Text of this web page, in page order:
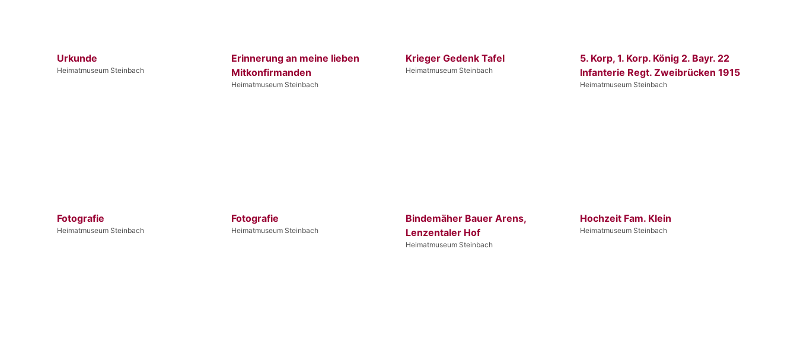
Urkunde
Heimatmuseum Steinbach
Erinnerung an meine lieben
Mitkonfirmanden
Heimatmuseum Steinbach
Krieger Gedenk Tafel
Heimatmuseum Steinbach
5. Korp, 1. Korp. König 2. Bayr. 22
Infanterie Regt. Zweibrücken 1915
Heimatmuseum Steinbach
Fotografie
Heimatmuseum Steinbach
Fotografie
Heimatmuseum Steinbach
Bindemäher Bauer Arens,
Lenzentaler Hof
Heimatmuseum Steinbach
Hochzeit Fam. Klein
Heimatmuseum Steinbach